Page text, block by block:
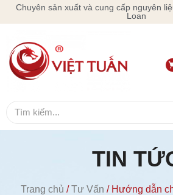
Chuyên sản xuất và cung cấp nguyên
Loan
TIN
Trang chủ /Tư Vấn / Hướng dẫn